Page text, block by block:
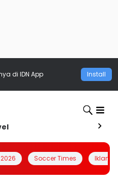
di IDN App Install
Soccer Times Iklanin